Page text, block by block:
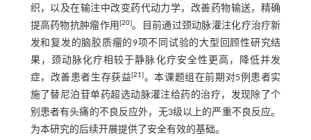
织，以及在输注中改变药代动力学，改善药物输送，精确
提高药物抗肿瘤作用[20]。目前通过颈动脉灌注化疗治疗新
发和复发的脑胶质瘤的9项不同试验的大型回顾性研究结
果，颈动脉化疗相较于静脉化疗安全性更高，降低并发
症，改善患者生存获益[21]。本课题组在前期对5例患者实
施了替尼泊苷单药超选动脉灌注给药的治疗，发现除了个
别患者有头痛的不良反应外，无3级以上的严重不良反应。
为本研究的后续开展提供了安全有效的基础。